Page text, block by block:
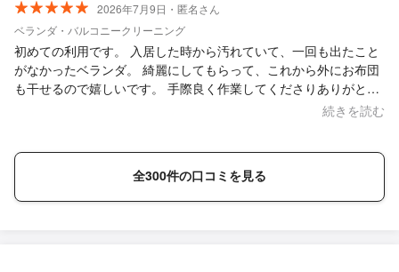
2026年7月9日・匿名さん
ベランダ・バルコニークリーニング
初めての利用です。 入居した時から汚れていて、一回も出たこと
がなかったベランダ。 綺麗にしてもらって、これから外にお布団
も干せるので嬉しいです。 手際良く作業してくださりありがとう
続きを読む
全300件の口コミを見る